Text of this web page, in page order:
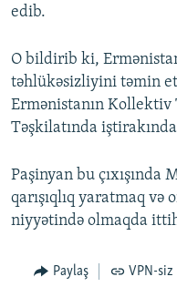
edib.
O bildirib ki,
təhlükəsizliyini təmin
Ermənistanın
Təşkilatında
Paşinyan bu çıxışında
qarışıqlıq yaratmaq
niyyətində olmaqda
Paylaş VPN-siz